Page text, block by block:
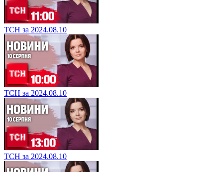
ТСН за 2024.08.10
ТСН за 2024.08.10
ТСН за 2024.08.10